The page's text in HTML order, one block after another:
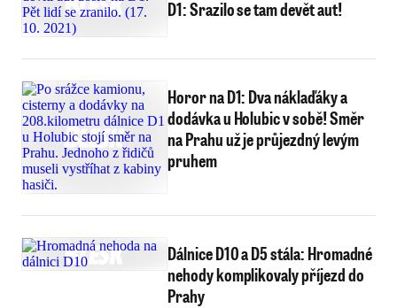
D1: Srazilo se tam devět aut!
Horor na D1: Dva náklaďáky a
dodávka u Holubic v sobě! Směr
na Prahu už je průjezdný levým
pruhem
Dálnice D10 a D5 stála: Hromadné
nehody komplikovaly příjezd do
Prahy